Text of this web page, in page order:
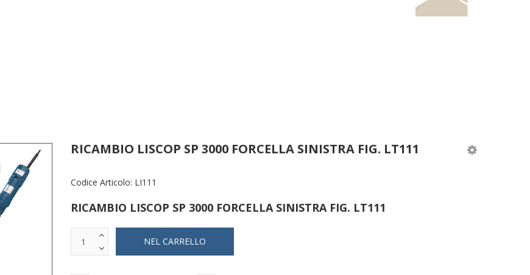
RICAMBIO LISCOP SP 3000 FORCELLA SINISTRA FIG. LT111
Codice Articolo: LI111
RICAMBIO LISCOP SP 3000 FORCELLA SINISTRA FIG. LT111